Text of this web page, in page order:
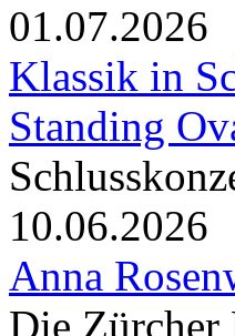
01.07.2026
Klassik in
Standing
10.06.2026
Anna
Die Zürcher